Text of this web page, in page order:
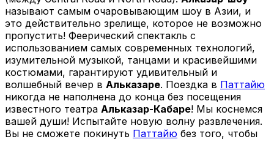
называют самым очаровывающим шоу в Азии, и
это действительно зрелище, которое не возможно
пропустить! Феерический спектакль с
использованием самых современных технологий,
изумительной музыкой, танцами и красивейшими
костюмами, гарантируют удивительный и
волшебный вечер в Альказаре. Поездка в Паттайю
никогда не наполнена до конца без посещения
известного театра Альказар-Кабаре! Мы коснемся
вашей души! Испытайте новую волну развлечения.
Вы не сможете покинуть Паттайю без того, чтобы